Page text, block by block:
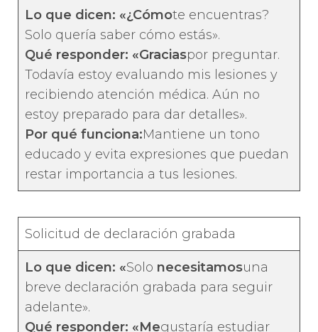
Lo que dicen: «¿Cómote encuentras?
Solo quería saber cómo estás».
Qué responder: «Graciaspor preguntar.
Todavía estoy evaluando mis lesiones y
recibiendo atención médica. Aún no
estoy preparado para dar detalles».
Por qué funciona:Mantiene un tono
educado y evita expresiones que puedan
restar importancia a tus lesiones.
Solicitud de declaración grabada
Lo que dicen: «Solo necesitamosuna
breve declaración grabada para seguir
adelante».
Qué responder: «Megustaría estudiar